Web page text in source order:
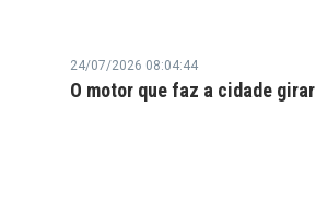
24/07/2026 08:04:44
O motor que faz a cidade girar